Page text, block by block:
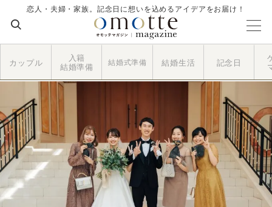
恋人・夫婦・家族。記念日に想いを込めるアイデアをお届け！
カップル
入籍
結婚準備
結婚式準備 結婚生活 記念日